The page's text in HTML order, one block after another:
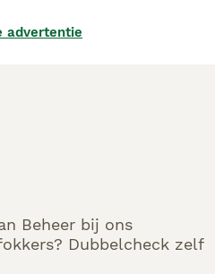
advertentie
Beheer bij ons
Dubbelcheck zelf